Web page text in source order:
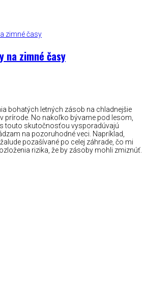
na zimné časy
bohatých letných zásob na chladnejšie
prírode. No nakoľko bývame pod lesom,
touto skutočnosťou vysporadúvajú
na pozoruhodné veci. Napríklad,
pozašívané po celej záhrade, čo mi
rizika, že by zásoby mohli zmiznúť.